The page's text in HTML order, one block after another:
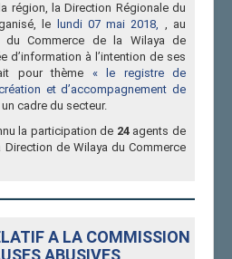
région, la Direction Régionale du
le
lundi 07 mai 2018, , au
du Commerce de la Wilaya de
d’information à l’intention de ses
pour thème « le registre de
et d’accompagnement de
cadre du secteur.
la participation de 24 agents de
de Wilaya du Commerce
A LA COMMISSION
ABUSIVES